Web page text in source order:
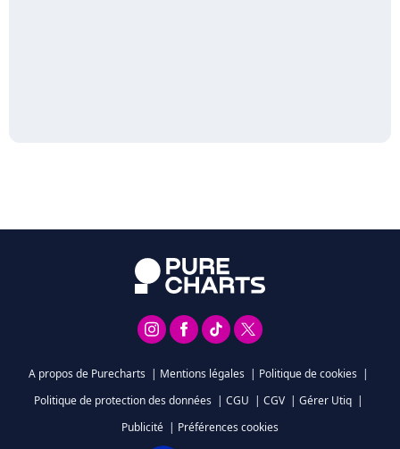
A propos de Purecharts | Mentions légales | Politique de cookies |
Politique de protection des données | CGU | CGV | Gérer Utiq |
Publicité | Préférences cookies